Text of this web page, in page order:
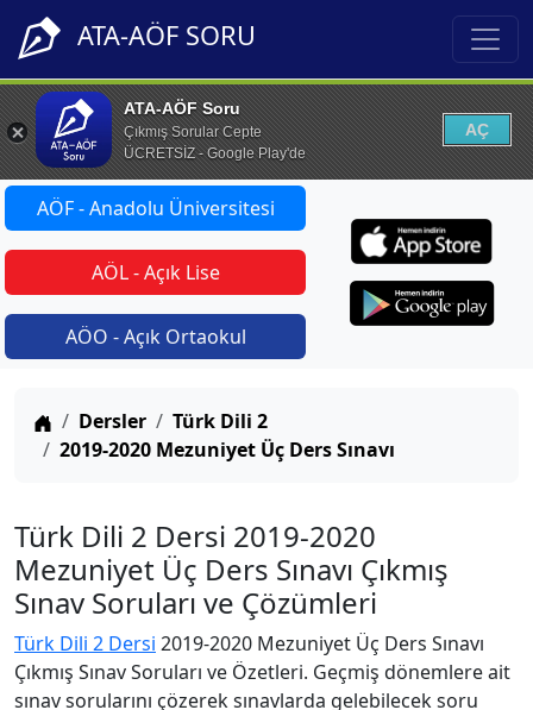
ATA-AÖF SORU
ATA-AÖF Soru
Çıkmış Sorular Cepte
ÜCRETSİZ - Google Play'de
AÇ
AÖF - Anadolu Üniversitesi
AÖL - Açık Lise
AÖO - Açık Ortaokul
Anasayfa
Dersler
Türk Dili 2
2019-2020 Mezuniyet Üç Ders Sınavı
Türk Dili 2 Dersi 2019-2020
Mezuniyet Üç Ders Sınavı Çıkmış
Sınav Soruları ve Çözümleri
Türk Dili 2 Dersi 2019-2020 Mezuniyet Üç Ders Sınavı
Çıkmış Sınav Soruları ve Özetleri. Geçmiş dönemlere ait
sınav sorularını çözerek sınavlarda gelebilecek soru